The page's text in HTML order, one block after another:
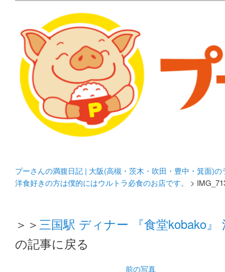
プーさんの満腹日記 |
豊中・箕面)のランチ＆
化してます。
プーさんの満腹日記 | 大阪(高槻・茨木・吹田・豊中・箕面)
洋食好きの方は僕的にはウルトラ必食のお店です。
>
＞＞ 三国駅 ディナー 『食堂kobako
の記事に戻る
前の写真